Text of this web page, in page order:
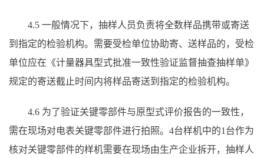
4.5 一般情况下，抽样人员负责将全数样品携带或寄送
到指定的检验机构。需要受检单位协助寄、送样品的，受检
单位应在《计量器具型式批准一致性验证监督抽查抽样单》
规定的寄送截止时间内将样品寄送到指定的检验机构。
4.6 为了验证关键零部件与原型式评价报告的一致性，
需在现场对电表关键零部件进行拍照。4台样机中的1台作为
核对关键零部件的样机需要在现场由生产企业拆开，抽样人